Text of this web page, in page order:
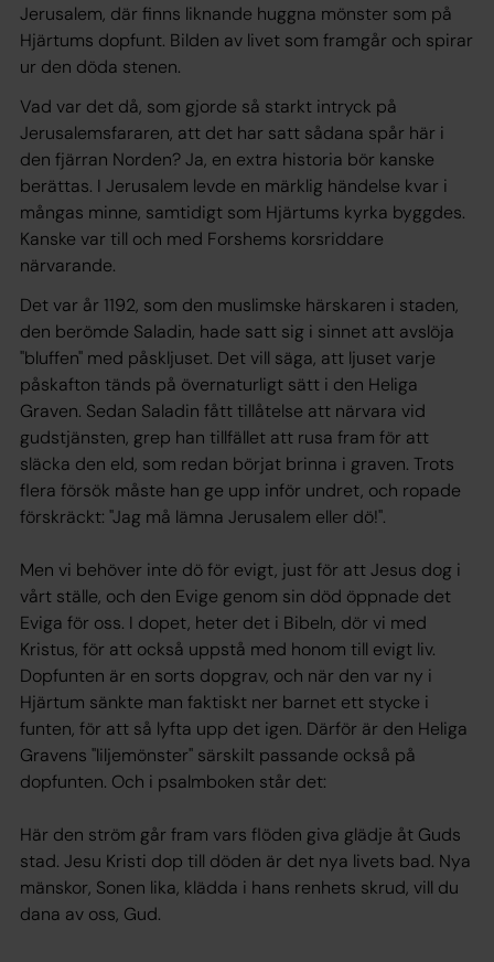
Jerusalem, där finns liknande huggna mönster som på
Hjärtums dopfunt. Bilden av livet som framgår och spirar
ur den döda stenen.
Vad var det då, som gjorde så starkt intryck på
Jerusalemsfararen, att det har satt sådana spår här i
den fjärran Norden? Ja, en extra historia bör kanske
berättas. I Jerusalem levde en märklig händelse kvar i
mångas minne, samtidigt som Hjärtums kyrka byggdes.
Kanske var till och med Forshems korsriddare
närvarande.
Det var år 1192, som den muslimske härskaren i staden,
den berömde Saladin, hade satt sig i sinnet att avslöja
"bluffen" med påskljuset. Det vill säga, att ljuset varje
påskafton tänds på övernaturligt sätt i den Heliga
Graven. Sedan Saladin fått tillåtelse att närvara vid
gudstjänsten, grep han tillfället att rusa fram för att
släcka den eld, som redan börjat brinna i graven. Trots
flera försök måste han ge upp inför undret, och ropade
förskräckt: "Jag må lämna Jerusalem eller dö!".
Men vi behöver inte dö för evigt, just för att Jesus dog i
vårt ställe, och den Evige genom sin död öppnade det
Eviga för oss. I dopet, heter det i Bibeln, dör vi med
Kristus, för att också uppstå med honom till evigt liv.
Dopfunten är en sorts dopgrav, och när den var ny i
Hjärtum sänkte man faktiskt ner barnet ett stycke i
funten, för att så lyfta upp det igen. Därför är den Heliga
Gravens "liljemönster" särskilt passande också på
dopfunten. Och i psalmboken står det:
Här den ström går fram vars flöden giva glädje åt Guds
stad. Jesu Kristi dop till döden är det nya livets bad. Nya
mänskor, Sonen lika, klädda i hans renhets skrud, vill du
dana av oss, Gud.